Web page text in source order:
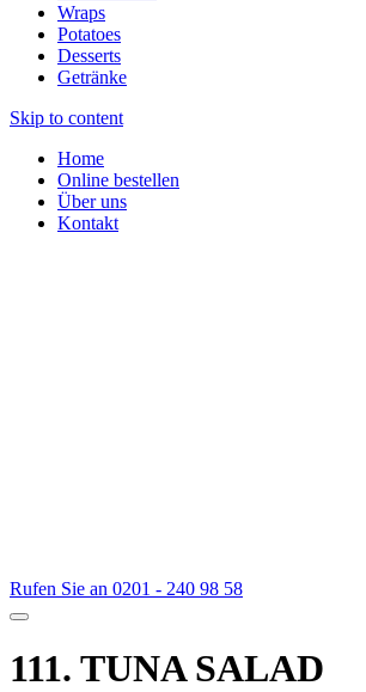
Wraps
Potatoes
Desserts
Getränke
Skip to content
Home
Online bestellen
Über uns
Kontakt
Rufen Sie an 0201 - 240 98 58
111. TUNA SALAD